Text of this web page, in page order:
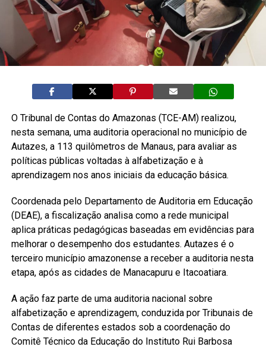
O Tribunal de Contas do Amazonas (TCE-AM) realizou,
nesta semana, uma auditoria operacional no município de
Autazes, a 113 quilômetros de Manaus, para avaliar as
políticas públicas voltadas à alfabetização e à
aprendizagem nos anos iniciais da educação básica.
Coordenada pelo Departamento de Auditoria em Educação
(DEAE), a fiscalização analisa como a rede municipal
aplica práticas pedagógicas baseadas em evidências para
melhorar o desempenho dos estudantes. Autazes é o
terceiro município amazonense a receber a auditoria nesta
etapa, após as cidades de Manacapuru e Itacoatiara.
A ação faz parte de uma auditoria nacional sobre
alfabetização e aprendizagem, conduzida por Tribunais de
Contas de diferentes estados sob a coordenação do
Comitê Técnico da Educação do Instituto Rui Barbosa